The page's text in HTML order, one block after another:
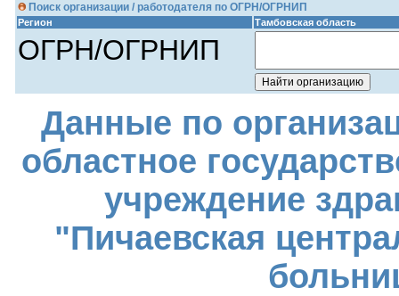
Поиск организации / работодателя по ОГРН/ОГРНИП
Регион Тамбовская область
ОГРН/ОГРНИП
Данные по
областное
учреждение
"Пичаевская